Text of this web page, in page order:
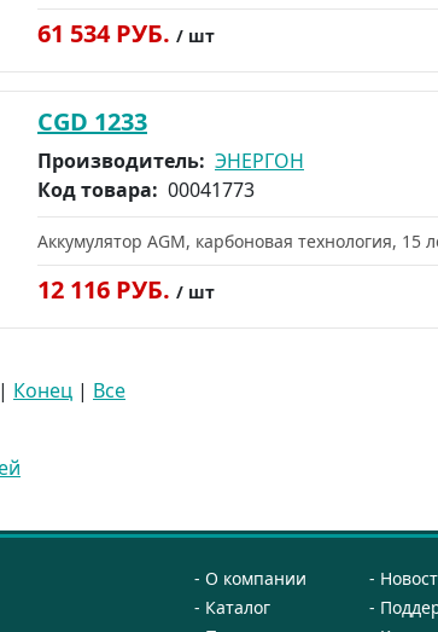
61 534 РУБ. / шт
CGD 1233
Производитель: ЭНЕРГОН
Код товара: 00041773
Аккумулятор AGM, карбоновая технология, 15
12 116 РУБ. / шт
| Конец | Все
О компании
Каталог